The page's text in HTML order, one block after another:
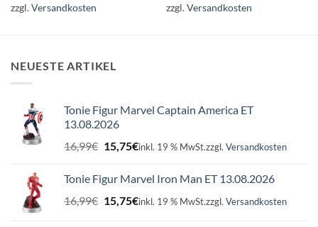
zzgl.Versandkosten
zzgl.Versandkosten
NEUESTE ARTIKEL
Tonie Figur Marvel Captain America ET
13.08.2026
16,99€ Ursprünglicher
Preis
16,99€
15,75€Aktueller
15,75€.
inkl. 19 % MwSt.zzgl. Versandkosten
Tonie Figur Marvel Iron Man ET 13.08.2026
16,99€ Ursprünglicher
Preis
15,75€Aktueller
inkl. 19 % MwSt.zzgl. Versandkosten